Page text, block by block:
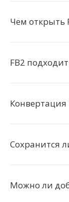
Чем открыть
FB2
Конвертация
Сохранится
Можно ли